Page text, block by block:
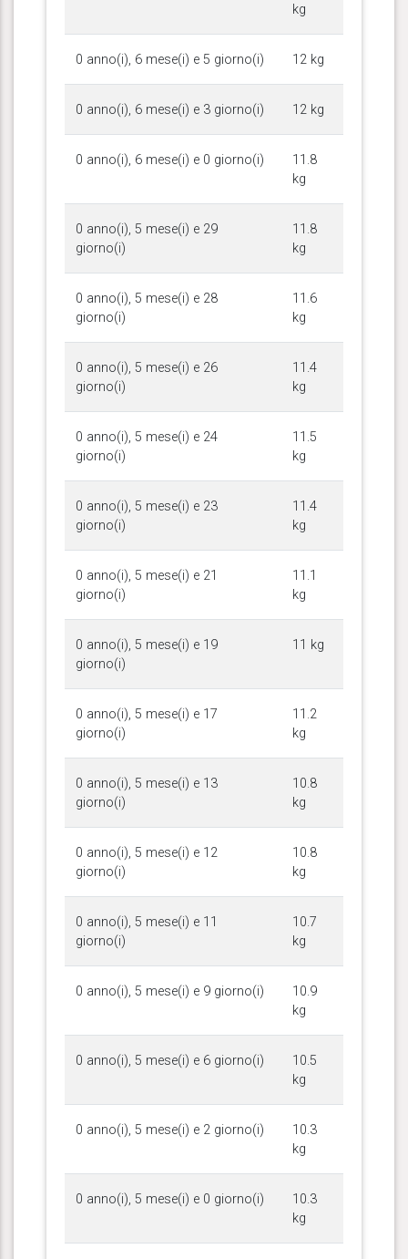
kg
0 anno(i), 6 mese(i) e 5 giorno(i) 12 kg
0 anno(i), 6 mese(i) e 3 giorno(i) 12 kg
0 anno(i), 6 mese(i) e 0 giorno(i)
11.8
kg
0 anno(i), 5 mese(i) e 29
giorno(i)
11.8
kg
0 anno(i), 5 mese(i) e 28
giorno(i)
11.6
kg
0 anno(i), 5 mese(i) e 26
giorno(i)
11.4
kg
0 anno(i), 5 mese(i) e 24
giorno(i)
11.5
kg
0 anno(i), 5 mese(i) e 23
giorno(i)
11.4
kg
0 anno(i), 5 mese(i) e 21
giorno(i)
11.1
kg
0 anno(i), 5 mese(i) e 19
giorno(i)
11 kg
0 anno(i), 5 mese(i) e 17
giorno(i)
11.2
kg
0 anno(i), 5 mese(i) e 13
giorno(i)
10.8
kg
0 anno(i), 5 mese(i) e 12
giorno(i)
10.8
kg
0 anno(i), 5 mese(i) e 11
giorno(i)
10.7
kg
0 anno(i), 5 mese(i) e 9 giorno(i)
10.9
kg
0 anno(i), 5 mese(i) e 6 giorno(i)
10.5
kg
0 anno(i), 5 mese(i) e 2 giorno(i)
10.3
kg
0 anno(i), 5 mese(i) e 0 giorno(i)
10.3
kg